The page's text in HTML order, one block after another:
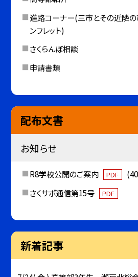
進路コーナー(三市とその近隣
ンフレット)
さくらんぼ相談
申請書類
配布文書
お知らせ
R8学校公開のご案内 PDF
さくサポ通信第15号
PDF
新着記事